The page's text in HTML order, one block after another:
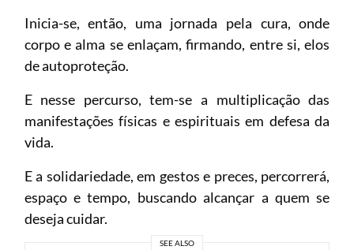
Inicia-se, então, uma jornada pela cura, onde
corpo e alma se enlaçam, firmando, entre si, elos
de autoproteção.
E nesse percurso, tem-se a multiplicação das
manifestações físicas e espirituais em defesa da
vida.
E a solidariedade, em gestos e preces, percorrerá,
espaço e tempo, buscando alcançar a quem se
deseja cuidar.
SEE ALSO